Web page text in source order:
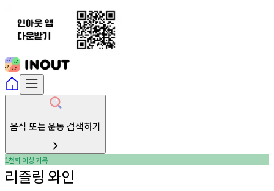
음식 또는 운동 검색하기
1천회 이상기록
리즐링 와인